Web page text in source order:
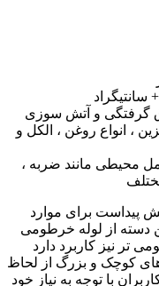
گرفتگی و آتش سوزی
، انواع روغن ، الکل و
محیطی مانند ضربه ،
پیداست برای موارد
دسته از لوله خرطومی
تر نیز کاربرد دارد
های کوچک و بزرگ از لحاظ
با توجه به نیاز خود